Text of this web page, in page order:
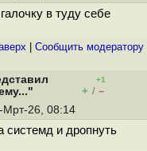
в туду себе
Cообщить модератору
+1
+ / –
Мрт-26, 08:14
системд и дропнуть